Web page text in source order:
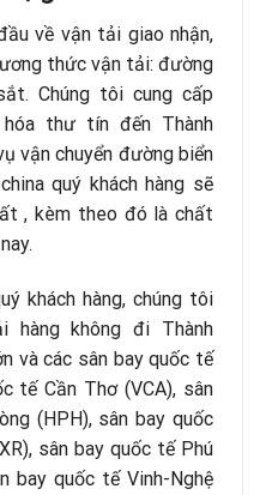
về vận tải giao nhận,
thức vận tải: đường
Chúng tôi cung cấp
hóa thư tín đến Thành
vận chuyển đường biển
quý khách hàng sẽ
, kèm theo đó là chất
khách hàng, chúng tôi
hàng không đi Thành
và các sân bay quốc tế
tế Cần Thơ (VCA), sân
(HPH), sân bay quốc
sân bay quốc tế Phú
bay quốc tế Vinh-Nghệ